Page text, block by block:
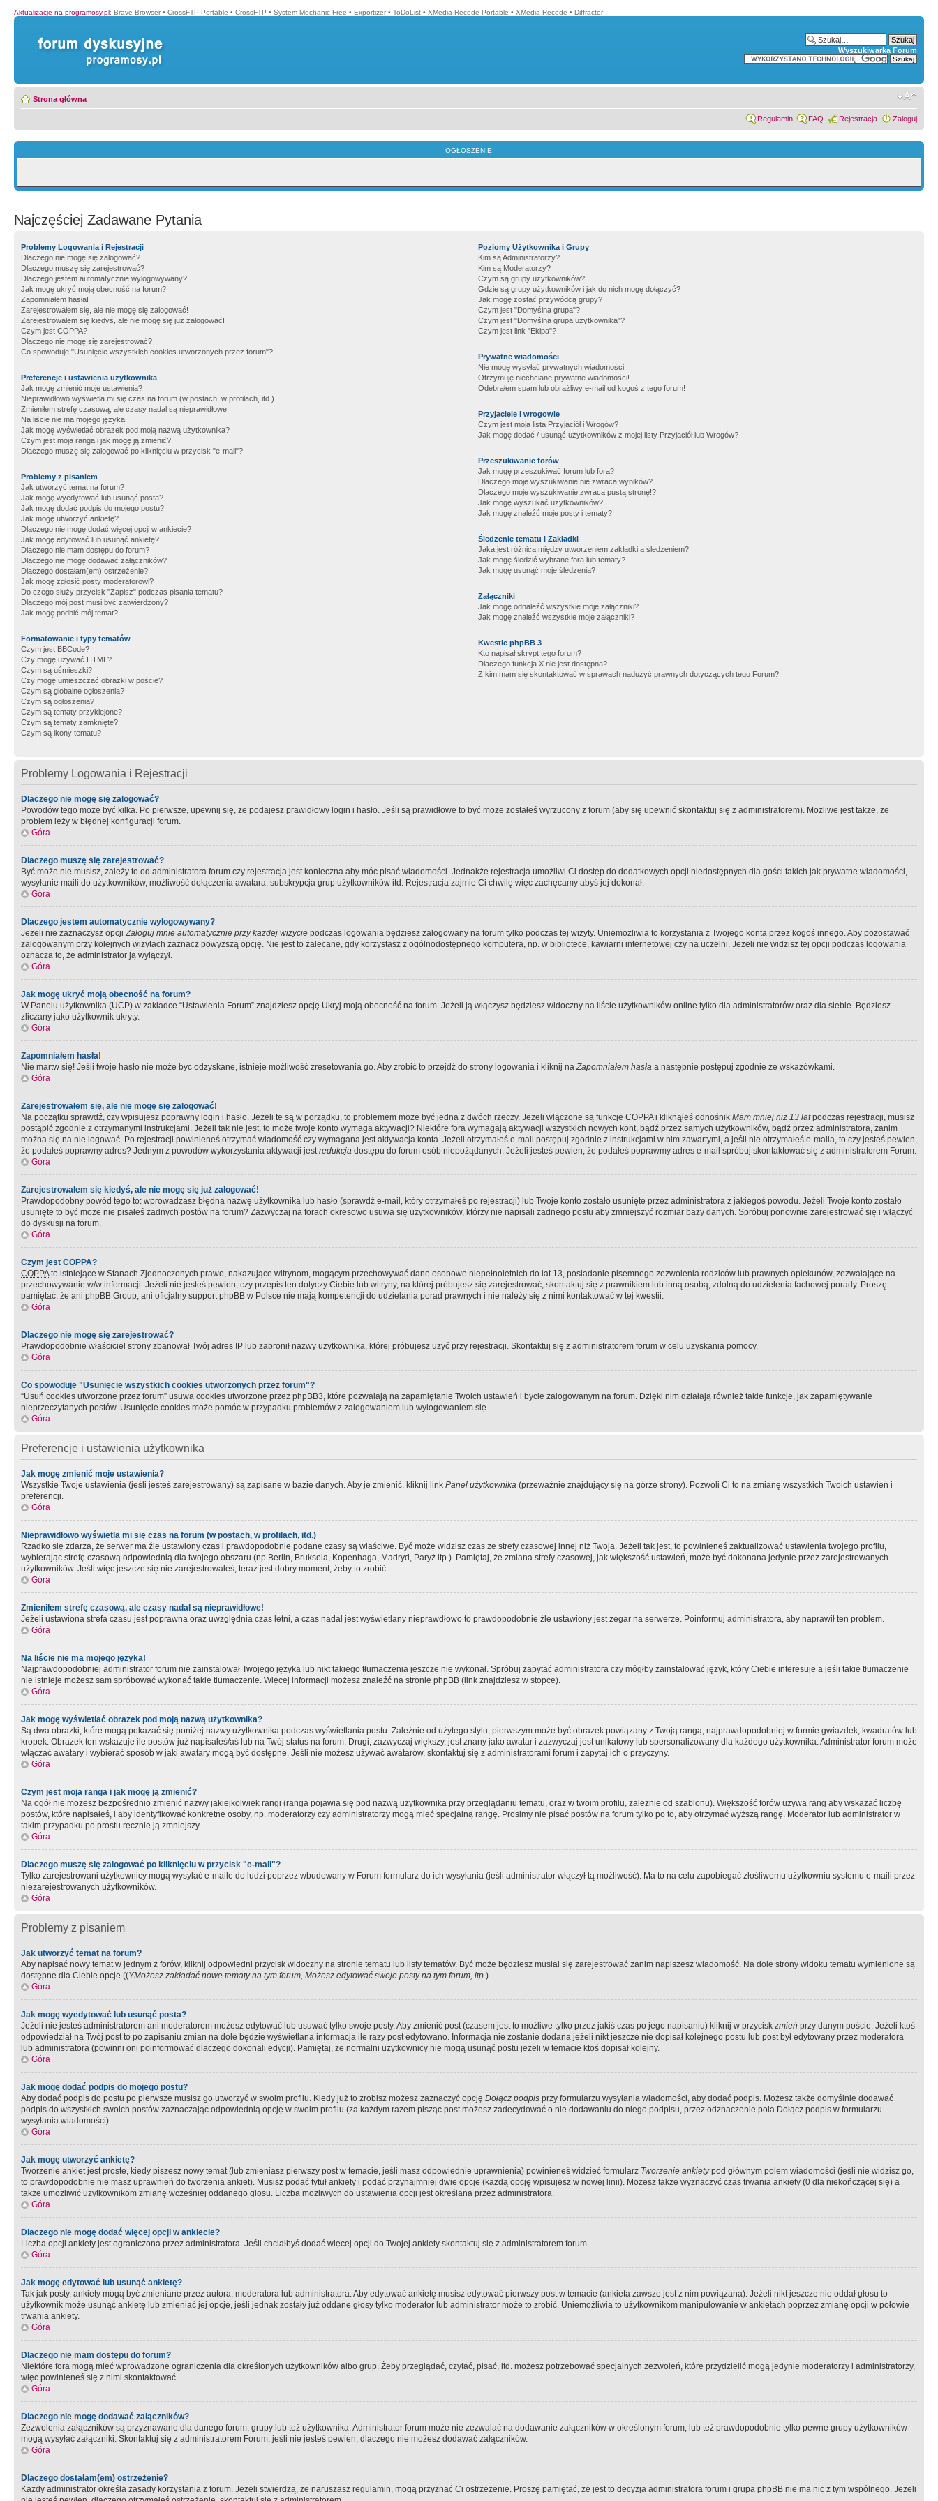
Aktualizacje na programosy.pl: Brave Browser • CrossFTP Portable • CrossFTP • System Mechanic Free • Exportizer • ToDoList • XMedia Recode Portable • XMedia Recode • Diffractor
Wyszukiwarka Forum
Strona główna
Regulamin FAQ Rejestracja Zaloguj
OGŁOSZENIE:
Najczęściej Zadawane Pytania
Problemy Logowania i Rejestracji
Dlaczego nie mogę się zalogować?
Dlaczego muszę się zarejestrować?
Dlaczego jestem automatycznie wylogowywany?
Jak mogę ukryć moją obecność na forum?
Zapomniałem hasła!
Zarejestrowałem się, ale nie mogę się zalogować!
Zarejestrowałem się kiedyś, ale nie mogę się już zalogować!
Czym jest COPPA?
Dlaczego nie mogę się zarejestrować?
Co spowoduje "Usunięcie wszystkich cookies utworzonych przez forum"?
Preferencje i ustawienia użytkownika
Jak mogę zmienić moje ustawienia?
Nieprawidłowo wyświetla mi się czas na forum (w postach, w profilach, itd.)
Zmieniłem strefę czasową, ale czasy nadal są nieprawidłowe!
Na liście nie ma mojego języka!
Jak mogę wyświetlać obrazek pod moją nazwą użytkownika?
Czym jest moja ranga i jak mogę ją zmienić?
Dlaczego muszę się zalogować po kliknięciu w przycisk "e-mail"?
Problemy z pisaniem
Jak utworzyć temat na forum?
Jak mogę wyedytować lub usunąć posta?
Jak mogę dodać podpis do mojego postu?
Jak mogę utworzyć ankietę?
Dlaczego nie mogę dodać więcej opcji w ankiecie?
Jak mogę edytować lub usunąć ankietę?
Dlaczego nie mam dostępu do forum?
Dlaczego nie mogę dodawać załączników?
Dlaczego dostałam(em) ostrzeżenie?
Jak mogę zgłosić posty moderatorowi?
Do czego służy przycisk "Zapisz" podczas pisania tematu?
Dlaczego mój post musi być zatwierdzony?
Jak mogę podbić mój temat?
Formatowanie i typy tematów
Czym jest BBCode?
Czy mogę używać HTML?
Czym są uśmieszki?
Czy mogę umieszczać obrazki w poście?
Czym są globalne ogłoszenia?
Czym są ogłoszenia?
Czym są tematy przyklejone?
Czym są tematy zamknięte?
Czym są ikony tematu?
Poziomy Użytkownika i Grupy
Kim są Administratorzy?
Kim są Moderatorzy?
Czym są grupy użytkowników?
Gdzie są grupy użytkowników i jak do nich mogę dołączyć?
Jak mogę zostać przywódcą grupy?
Czym jest "Domyślna grupa"?
Czym jest "Domyślna grupa użytkownika"?
Czym jest link "Ekipa"?
Prywatne wiadomości
Nie mogę wysyłać prywatnych wiadomości!
Otrzymuję niechciane prywatne wiadomości!
Odebrałem spam lub obraźliwy e-mail od kogoś z tego forum!
Przyjaciele i wrogowie
Czym jest moja lista Przyjaciół i Wrogów?
Jak mogę dodać / usunąć użytkowników z mojej listy Przyjaciół lub Wrogów?
Przeszukiwanie forów
Jak mogę przeszukiwać forum lub fora?
Dlaczego moje wyszukiwanie nie zwraca wyników?
Dlaczego moje wyszukiwanie zwraca pustą stronę!?
Jak mogę wyszukać użytkowników?
Jak mogę znaleźć moje posty i tematy?
Śledzenie tematu i Zakładki
Jaka jest różnica między utworzeniem zakładki a śledzeniem?
Jak mogę śledzić wybrane fora lub tematy?
Jak mogę usunąć moje śledzenia?
Załączniki
Jak mogę odnaleźć wszystkie moje załączniki?
Jak mogę znaleźć wszystkie moje załączniki?
Kwestie phpBB 3
Kto napisał skrypt tego forum?
Dlaczego funkcja X nie jest dostępna?
Z kim mam się skontaktować w sprawach nadużyć prawnych dotyczących tego Forum?
Problemy Logowania i Rejestracji
Dlaczego nie mogę się zalogować?
Powodów tego może być kilka. Po pierwsze, upewnij się, że podajesz prawidłowy login i hasło. Jeśli są prawidłowe to być może zostałeś wyrzucony z forum (aby się upewnić skontaktuj się z administratorem). Możliwe jest także, że
problem leży w błędnej konfiguracji forum.
Góra
Dlaczego muszę się zarejestrować?
Być może nie musisz, zależy to od administratora forum czy rejestracja jest konieczna aby móc pisać wiadomości. Jednakże rejestracja umożliwi Ci dostęp do dodatkowych opcji niedostępnych dla gości takich jak prywatne wiadomości,
wysyłanie maili do użytkowników, możliwość dołączenia awatara, subskrypcja grup użytkowników itd. Rejestracja zajmie Ci chwilę więc zachęcamy abyś jej dokonał.
Góra
Dlaczego jestem automatycznie wylogowywany?
Jeżeli nie zaznaczysz opcjiZaloguj mnie automatycznie przy każdej wizycie podczas logowania będziesz zalogowany na forum tylko podczas tej wizyty. Uniemożliwia to korzystania z Twojego konta przez kogoś innego. Aby pozostawać
zalogowanym przy kolejnych wizytach zaznacz powyższą opcję. Nie jest to zalecane, gdy korzystasz z ogólnodostępnego komputera, np. w bibliotece, kawiarni internetowej czy na uczelni. Jeżeli nie widzisz tej opcji podczas logowania
oznacza to, że administrator ją wyłączył.
Góra
Jak mogę ukryć moją obecność na forum?
W Panelu użytkownika (UCP) w zakładce “Ustawienia Forum” znajdziesz opcję Ukryj moją obecność na forum. Jeżeli ją włączysz będziesz widoczny na liście użytkowników online tylko dla administratorów oraz dla siebie. Będziesz
zliczany jako użytkownik ukryty.
Góra
Zapomniałem hasła!
Nie martw się! Jeśli twoje hasło nie może byc odzyskane, istnieje możliwość zresetowania go. Aby zrobić to przejdź do strony logowania i kliknij naZapomniałem hasła a następnie postępuj zgodnie ze wskazówkami.
Góra
Zarejestrowałem się, ale nie mogę się zalogować!
Na początku sprawdź, czy wpisujesz poprawny login i hasło. Jeżeli te są w porządku, to problemem może być jedna z dwóch rzeczy. Jeżeli włączone są funkcje COPPA i kliknąłeś odnośnik Mam mniej niż 13 latpodczas rejestracji, musisz
postąpić zgodnie z otrzymanymi instrukcjami. Jeżeli tak nie jest, to może twoje konto wymaga aktywacji? Niektóre fora wymagają aktywacji wszystkich nowych kont, bądź przez samych użytkowników, bądź przez administratora, zanim
można się na nie logować. Po rejestracji powinieneś otrzymać wiadomość czy wymagana jest aktywacja konta. Jeżeli otrzymałeś e-mail postępuj zgodnie z instrukcjami w nim zawartymi, a jeśli nie otrzymałeś e-maila, to czy jesteś pewien,
że podałeś poprawny adres? Jednym z powodów wykorzystania aktywacji jestredukcja dostępu do forum osób niepożądanych. Jeżeli jesteś pewien, że podałeś poprawmy adres e-mail spróbuj skontaktować się z administratorem Forum.
Góra
Zarejestrowałem się kiedyś, ale nie mogę się już zalogować!
Prawdopodobny powód tego to: wprowadzasz błędna nazwę użytkownika lub hasło (sprawdź e-mail, który otrzymałeś po rejestracji) lub Twoje konto zostało usunięte przez administratora z jakiegoś powodu. Jeżeli Twoje konto zostało
usunięte to być może nie pisałeś żadnych postów na forum? Zazwyczaj na forach okresowo usuwa się użytkowników, którzy nie napisali żadnego postu aby zmniejszyć rozmiar bazy danych. Spróbuj ponownie zarejestrować się i włączyć
do dyskusji na forum.
Góra
Czym jest COPPA?
COPPAto istniejące w Stanach Zjednoczonych prawo, nakazujące witrynom, mogącym przechowywać dane osobowe niepełnoletnich do lat 13, posiadanie pisemnego zezwolenia rodziców lub prawnych opiekunów, zezwalające na
przechowywanie w/w informacji. Jeżeli nie jesteś pewien, czy przepis ten dotyczy Ciebie lub witryny, na której próbujesz się zarejestrować, skontaktuj się z prawnikiem lub inną osobą, zdolną do udzielenia fachowej porady. Proszę
pamiętać, że ani phpBB Group, ani oficjalny support phpBB w Polsce nie mają kompetencji do udzielania porad prawnych i nie należy się z nimi kontaktować w tej kwestii.
Góra
Dlaczego nie mogę się zarejestrować?
Prawdopodobnie właściciel strony zbanował Twój adres IP lub zabronił nazwy użytkownika, której próbujesz użyć przy rejestracji. Skontaktuj się z administratorem forum w celu uzyskania pomocy.
Góra
Co spowoduje "Usunięcie wszystkich cookies utworzonych przez forum"?
“Usuń cookies utworzone przez forum” usuwa cookies utworzone przez phpBB3, które pozwalają na zapamiętanie Twoich ustawień i bycie zalogowanym na forum. Dzięki nim działają również takie funkcje, jak zapamiętywanie
nieprzeczytanych postów. Usunięcie cookies może pomóc w przypadku problemów z zalogowaniem lub wylogowaniem się.
Góra
Preferencje i ustawienia użytkownika
Jak mogę zmienić moje ustawienia?
Wszystkie Twoje ustawienia (jeśli jesteś zarejestrowany) są zapisane w bazie danych. Aby je zmienić, kliknij link Panel użytkownika (przeważnie znajdujący się na górze strony). Pozwoli Ci to na zmianę wszystkich Twoich ustawień i
preferencji.
Góra
Nieprawidłowo wyświetla mi się czas na forum (w postach, w profilach, itd.)
Rzadko się zdarza, że serwer ma źle ustawiony czas i prawdopodobnie podane czasy są właściwe. Być może widzisz czas ze strefy czasowej innej niż Twoja. Jeżeli tak jest, to powinieneś zaktualizować ustawienia twojego profilu,
wybierając strefę czasową odpowiednią dla twojego obszaru (np Berlin, Bruksela, Kopenhaga, Madryd, Paryż itp.). Pamiętaj, że zmiana strefy czasowej, jak większość ustawień, może być dokonana jedynie przez zarejestrowanych
użytkowników. Jeśli więc jeszcze się nie zarejestrowałeś, teraz jest dobry moment, żeby to zrobić.
Góra
Zmieniłem strefę czasową, ale czasy nadal są nieprawidłowe!
Jeżeli ustawiona strefa czasu jest poprawna oraz uwzględnia czas letni, a czas nadal jest wyświetlany nieprawdłowo to prawdopodobnie źle ustawiony jest zegar na serwerze. Poinformuj administratora, aby naprawił ten problem.
Góra
Na liście nie ma mojego języka!
Najprawdopodobniej administrator forum nie zainstalował Twojego języka lub nikt takiego tłumaczenia jeszcze nie wykonał. Spróbuj zapytać administratora czy mógłby zainstalować język, który Ciebie interesuje a jeśli takie tłumaczenie
nie istnieje możesz sam spróbować wykonać takie tłumaczenie. Więcej informacji możesz znaleźć na stronie phpBB (link znajdziesz w stopce).
Góra
Jak mogę wyświetlać obrazek pod moją nazwą użytkownika?
Są dwa obrazki, które mogą pokazać się poniżej nazwy użytkownika podczas wyświetlania postu. Zależnie od użytego stylu, pierwszym może być obrazek powiązany z Twoją rangą, najprawdopodobniej w formie gwiazdek, kwadratów lub
kropek. Obrazek ten wskazuje ile postów już napisałeś/aś lub na Twój status na forum. Drugi, zazwyczaj większy, jest znany jako awatar i zazwyczaj jest unikatowy lub spersonalizowany dla każdego użytkownika. Administrator forum może
włączać awatary i wybierać sposób w jaki awatary mogą być dostępne. Jeśli nie możesz używać awatarów, skontaktuj się z administratorami forum i zapytaj ich o przyczyny.
Góra
Czym jest moja ranga i jak mogę ją zmienić?
Na ogół nie możesz bezpośrednio zmienić nazwy jakiejkolwiek rangi (ranga pojawia się pod nazwą użytkownika przy przeglądaniu tematu, oraz w twoim profilu, zależnie od szablonu). Większość forów używa rang aby wskazać liczbę
postów, które napisałeś, i aby identyfikować konkretne osoby, np. moderatorzy czy administratorzy mogą mieć specjalną rangę. Prosimy nie pisać postów na forum tylko po to, aby otrzymać wyższą rangę. Moderator lub administrator w
takim przypadku po prostu ręcznie ją zmniejszy.
Góra
Dlaczego muszę się zalogować po kliknięciu w przycisk "e-mail"?
Tylko zarejestrowani użytkownicy mogą wysyłać e-maile do ludzi poprzez wbudowany w Forum formularz do ich wysyłania (jeśli administrator włączył tą możliwość). Ma to na celu zapobiegać złośliwemu użytkowniu systemu e-maili przez
niezarejestrowanych użytkowników.
Góra
Problemy z pisaniem
Jak utworzyć temat na forum?
Aby napisać nowy temat w jednym z forów, kliknij odpowiedni przycisk widoczny na stronie tematu lub listy tematów. Być może będziesz musiał się zarejestrować zanim napiszesz wiadomość. Na dole strony widoku tematu wymienione są
dostępne dla Ciebie opcje ((YMożesz zakładać nowe tematy na tym forum, Możesz edytować swoje posty na tym forum, itp.).
Góra
Jak mogę wyedytować lub usunąć posta?
Jeżeli nie jesteś administratorem ani moderatorem możesz edytować lub usuwać tylko swoje posty. Aby zmienić post (czasem jest to możliwe tylko przez jakiś czas po jego napisaniu) kliknij w przycisk zmień przy danym poście. Jeżeli ktoś
odpowiedział na Twój post to po zapisaniu zmian na dole będzie wyświetlana informacja ile razy post edytowano. Informacja nie zostanie dodana jeżeli nikt jeszcze nie dopisał kolejnego postu lub post był edytowany przez moderatora
lub administratora (powinni oni poinformować dlaczego dokonali edycji). Pamiętaj, że normalni użytkownicy nie mogą usunąć postu jeżeli w temacie ktoś dopisał kolejny.
Góra
Jak mogę dodać podpis do mojego postu?
Aby dodać podpis do postu po pierwsze musisz go utworzyć w swoim profilu. Kiedy już to zrobisz możesz zaznaczyć opcję Dołącz podpis przy formularzu wysyłania wiadomości, aby dodać podpis. Możesz także domyślnie dodawać
podpis do wszystkich swoich postów zaznaczając odpowiednią opcję w swoim profilu (za każdym razem pisząc post możesz zadecydować o nie dodawaniu do niego podpisu, przez odznaczenie pola Dołącz podpis w formularzu
wysyłania wiadomości)
Góra
Jak mogę utworzyć ankietę?
Tworzenie ankiet jest proste, kiedy piszesz nowy temat (lub zmieniasz pierwszy post w temacie, jeśli masz odpowiednie uprawnienia) powinieneś widzieć formularz Tworzenie ankietypod głównym polem wiadomości (jeśli nie widzisz go,
to prawdopodobnie nie masz uprawnień do tworzenia ankiet). Musisz podać tytuł ankiety i podać przynajmniej dwie opcje (każdą opcję wpisujesz w nowej linii). Możesz także wyznaczyć czas trwania ankiety (0 dla niekończącej się) a
także umożliwić użytkownikom zmianę wcześniej oddanego głosu. Liczba możliwych do ustawienia opcji jest określana przez administratora.
Góra
Dlaczego nie mogę dodać więcej opcji w ankiecie?
Liczba opcji ankiety jest ograniczona przez administratora. Jeśli chciałbyś dodać więcej opcji do Twojej ankiety skontaktuj się z administratorem forum.
Góra
Jak mogę edytować lub usunąć ankietę?
Tak jak posty, ankiety mogą być zmieniane przez autora, moderatora lub administratora. Aby edytować ankietę musisz edytować pierwszy post w temacie (ankieta zawsze jest z nim powiązana). Jeżeli nikt jeszcze nie oddał głosu to
użytkownik może usunąć ankietę lub zmieniać jej opcje, jeśli jednak zostały już oddane głosy tylko moderator lub administrator może to zrobić. Uniemożliwia to użytkownikom manipulowanie w ankietach poprzez zmianę opcji w połowie
trwania ankiety.
Góra
Dlaczego nie mam dostępu do forum?
Niektóre fora mogą mieć wprowadzone ograniczenia dla określonych użytkowników albo grup. Żeby przeglądać, czytać, pisać, itd. możesz potrzebować specjalnych zezwoleń, które przydzielić mogą jedynie moderatorzy i administratorzy,
więc powinieneś się z nimi skontaktować.
Góra
Dlaczego nie mogę dodawać załączników?
Zezwolenia załączników są przyznawane dla danego forum, grupy lub też użytkownika. Administrator forum może nie zezwalać na dodawanie załączników w określonym forum, lub też prawdopodobnie tylko pewne grupy użytkowników
mogą wysyłać załączniki. Skontaktuj się z administratorem Forum, jeśli nie jesteś pewien, dlaczego nie możesz dodawać załączników.
Góra
Dlaczego dostałam(em) ostrzeżenie?
Każdy administrator określa zasady korzystania z forum. Jeżeli stwierdzą, że naruszasz regulamin, mogą przyznać Ci ostrzeżenie. Proszę pamiętać, że jest to decyzja administratora forum i grupa phpBB nie ma nic z tym wspólnego. Jeżeli